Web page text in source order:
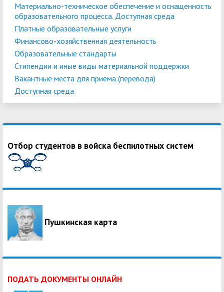
Материально-техническое обеспечение и оснащенность
образовательного процесса. Доступная среда
Платные образовательные услуги
Финансово-хозяйственная деятельность
Образовательные стандарты
Стипендии и иные виды материальной поддержки
Вакантные места для приема (перевода)
Доступная среда
Отбор студентов в войска беспилотных систем
Пушкинская карта
ПОДАТЬ ДОКУМЕНТЫ ОНЛАЙН